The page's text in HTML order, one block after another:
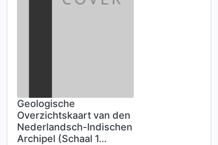
Geologische
Overzichtskaart van den
Nederlandsch-Indischen
Archipel (Schaal 1…